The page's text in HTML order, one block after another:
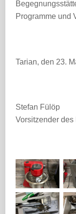
Programme und
Tarian, den 23.
Stefan Fülöp
Vorsitzender